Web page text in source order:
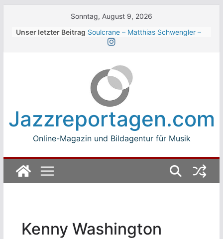
Sonntag, August 9, 2026
Unser letzter Beitrag Soulcrane – Matthias Schwengler –
Walter Trout Band beim Winterbach
Zeltspektakel 2026
The Cinelli Brothers beim
Winterbach Zeltspektakel 2026
Jean-Michel Jarre bei den jazz open
Modena auf der Piazza Roma 2026
Jazzreportagen.com
Online-Magazin und Bildagentur für Musik
Kenny Washington